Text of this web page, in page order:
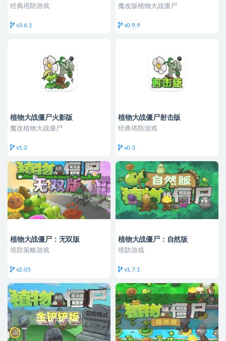
经典塔防游戏
v3.6.1
魔改版植物大战僵尸
v0.9.9
植物大战僵尸火影版
魔改植物大战僵尸
v1.2
植物大战僵尸射击版
经典塔防游戏
v0.3
植物大战僵尸：无双版
塔防策略游戏
v2.05
植物大战僵尸：自然版
塔防游戏
v1.7.1